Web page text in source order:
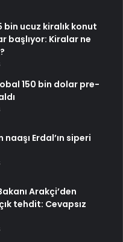
bin ucuz kiralık konut
başlıyor: Kiralar ne
150 bin dolar pre-
Erdal’ın siperi
Arakçi’den
tehdit: Cevapsız